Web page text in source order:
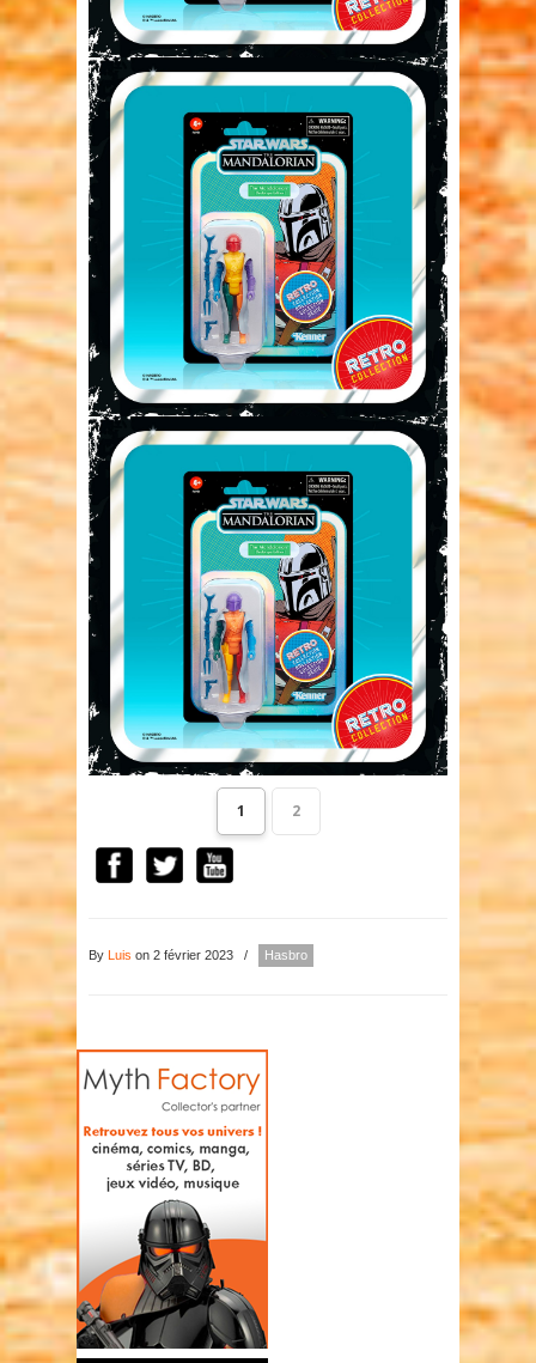
1 2
By Luis on 2 février 2023 / Hasbro